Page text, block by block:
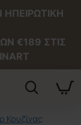
€189 ΣΤΙΣ
Κουζίνας